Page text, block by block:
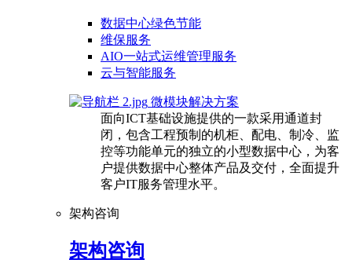
数据中心绿色节能
维保服务
AIO一站式运维管理服务
云与智能服务
微模块解决方案
面向ICT基础设施提供的一款采用通道封
闭，包含工程预制的机柜、配电、制冷、监
控等功能单元的独立的小型数据中心，为客
户提供数据中心整体产品及交付，全面提升
客户IT服务管理水平。
架构咨询
架构咨询